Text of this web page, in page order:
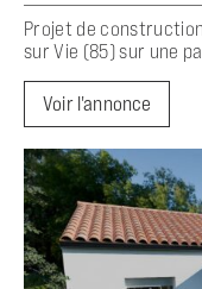
Projet de
sur Vie (85) sur une
Voir l'annonce